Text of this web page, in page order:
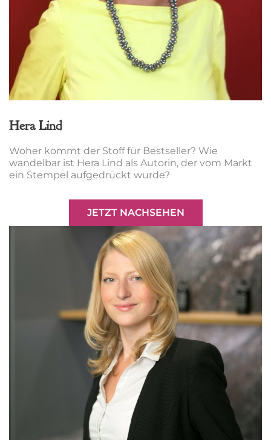
Hera Lind
Woher kommt der Stoff für Bestseller? Wie
wandelbar ist Hera Lind als Autorin, der vom Markt
ein Stempel aufgedrückt wurde?
JETZT NACHSEHEN